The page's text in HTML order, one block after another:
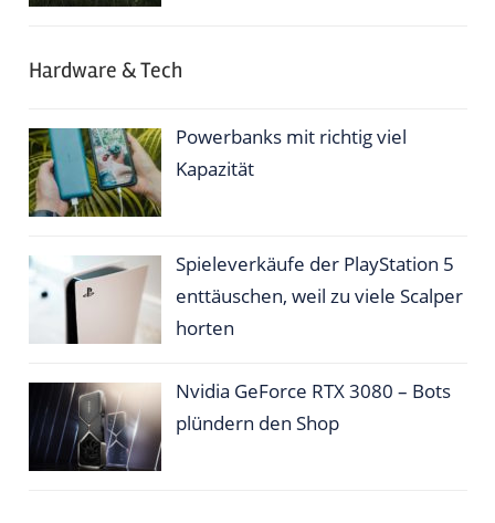
Hardware & Tech
Powerbanks mit richtig viel
Kapazität
Spieleverkäufe der PlayStation 5
enttäuschen, weil zu viele Scalper
horten
Nvidia GeForce RTX 3080 – Bots
plündern den Shop